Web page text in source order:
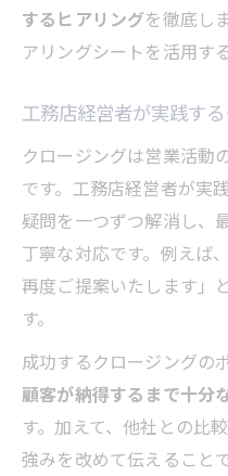
するヒアリングを徹底し
アリングシートを活用す
工務店経営者が実践す
クロージングは営業活動
です。工務店経営者が実
疑問を一つずつ解消し、
丁寧な対応です。例えば
再度ご提案いたします」
す。
成功するクロージングの
顧客が納得するまで十分
す。加えて、他社との比
強みを改めて伝えること